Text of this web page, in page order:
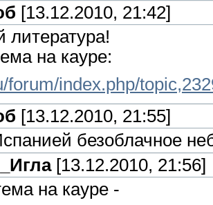
[13.12.2010, 21:42]
литература!
на кауре:
forum/index.php/
[13.12.2010, 21:55]
безоблачное
[13.12.2010, 21:56]
на кауре -